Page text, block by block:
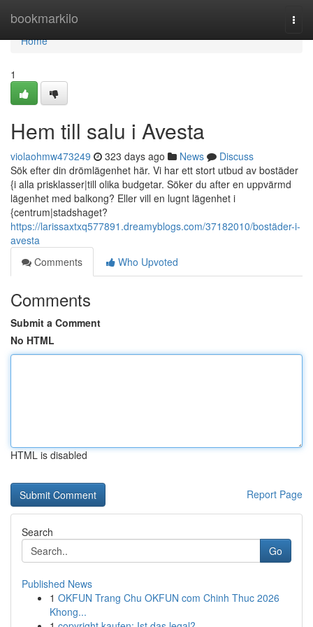
bookmarkilo
Home
Home
1
Hem till salu i Avesta
violaohmw473249 323 days ago News
Discuss
Sök efter din drömlägenhet här. Vi har ett stort utbud av bostäder
{i alla prisklasser|till olika budgetar. Söker du after en uppvärmd
lägenhet med balkong? Eller vill en lugnt lägenhet i
{centrum|stadshaget?
https://larissaxtxq577891.dreamyblogs.com/37182010/bostäder-i-
avesta
Comments
Who Upvoted
Comments
Submit a Comment
No HTML
HTML is disabled
Report Page
Search
Go
Published News
1 OKFUN Trang Chu OKFUN com Chinh Thuc 2026
Khong...